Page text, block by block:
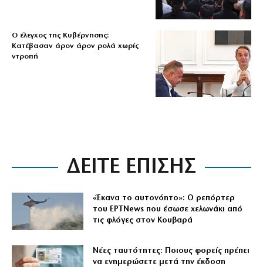
Ο έλεγχος της Κυβέρνησης:
Κατέβασαν άρον άρον ρολά χωρίς
ντροπή
ΔΕΙΤΕ ΕΠΙΣΗΣ
«Έκανα το αυτονόητο»: Ο ρεπόρτερ
του ΕΡΤNews που έσωσε χελωνάκι από
τις φλόγες στον Κουβαρά
Νέες ταυτότητες: Ποιους φορείς πρέπει
να ενημερώσετε μετά την έκδοση